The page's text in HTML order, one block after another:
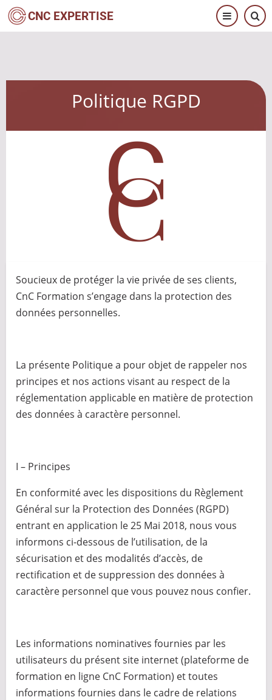
Aller
au
CNC EXPERTISE
Politique RGPD
Soucieux de protéger la vie privée de ses clients,
CnC Formation s’engage dans la protection des
données personnelles.
La présente Politique a pour objet de rappeler nos
principes et nos actions visant au respect de la
réglementation applicable en matière de protection
des données à caractère personnel.
I – Principes
En conformité avec les dispositions du Règlement
Général sur la Protection des Données (RGPD)
entrant en application le 25 Mai 2018, nous vous
informons ci-dessous de l’utilisation, de la
sécurisation et des modalités d’accès, de
rectification et de suppression des données à
caractère personnel que vous pouvez nous confier.
Les informations nominatives fournies par les
utilisateurs du présent site internet (plateforme de
formation en ligne CnC Formation) et toutes
informations fournies dans le cadre de relations